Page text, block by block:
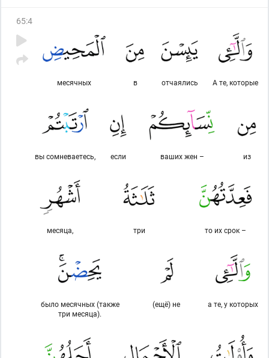
65:4
А те, которые
отчаялись
в
месячных
из
ваших жен –
если
вы сомневаетесь,
то их срок –
три
месяца,
а те, у которых
(ещё) не
было месячных (также
три месяца).